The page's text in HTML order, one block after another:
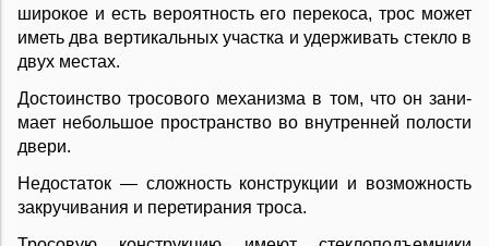
ши­ро­кое и есть ве­ро­ят­ность его пе­ре­ко­са, трос мо­жет
иметь два вер­ти­каль­ных уча­ст­ка и удер­жи­вать сте­к­ло в
двух ме­с­тах.
До­с­то­ин­ст­во тро­со­во­го ме­ха­низ­ма в том, что он за­ни­
ма­ет не­боль­шое про­стран­ст­во во вну­т­рен­ней по­ло­с­ти
две­ри.
Не­до­ста­ток — слож­ность кон­ст­рук­ции и воз­мож­ность
за­кру­чи­ва­ния и пе­ре­ти­ра­ния тро­са.